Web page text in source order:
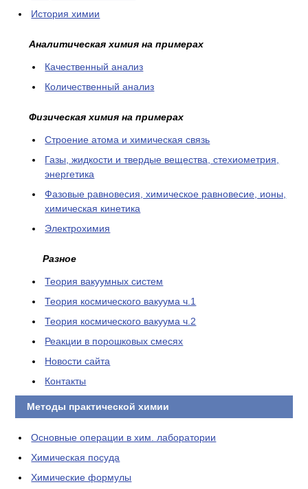
История химии
Аналитическая химия на примерах
Качественный анализ
Количественный анализ
Физическая химия на примерах
Cтроение атома и химическая связь
Газы, жидкости и твердые вещества, стехиометрия,
энергетика
Фазовые равновесия, химическое равновесие, ионы,
химическая кинетика
Электрохимия
Разное
Теория вакуумных систем
Теория космического вакуума ч.1
Теория космического вакуума ч.2
Реакции в порошковых смесях
Новости сайта
Контакты
Методы практической химии
Основные операции в хим. лаборатории
Химическая посуда
Химические формулы